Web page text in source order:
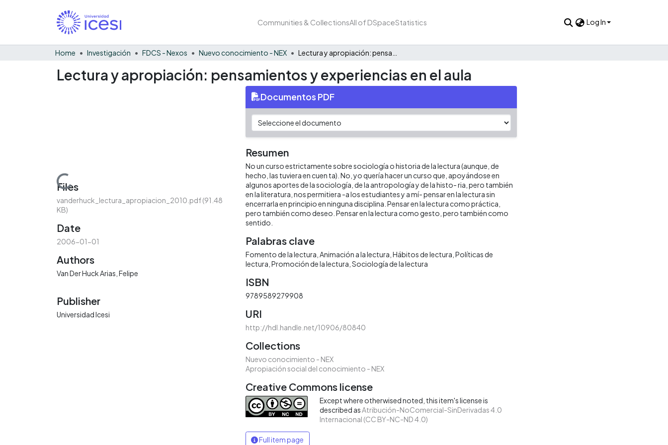
Communities & CollectionsAll of DSpaceStatistics Log In
Home Investigación FDCS - Nexos Nuevo conocimiento - NEX
Lectura y apropiación: pensamientos y experiencias en el aula
Loading...
Files
vanderhuck_lectura_apropiacion_2010.pdf(91.48
KB)
Date
2006-01-01
Authors
Van Der Huck Arias, Felipe
Publisher
Universidad Icesi
Documentos PDF
Resumen
No un curso estrictamente sobre sociología o historia de la lectura (aunque, de
hecho, las tuviera en cuen ta). No, yo quería hacer un curso que, apoyándose en
algunos aportes de la sociología, de la antropología y de la histo- ria, pero también
en la literatura, nos permitiera -a los estudiantes y a mí- pensar en la lectura sin
encerrarla en principio en ninguna disciplina. Pensar en la lectura como práctica,
pero también como deseo. Pensar en la lectura como gesto, pero también como
sentido.
Palabras clave
Fomento de la lectura Animación a la lectura Hábitos de lectura Políticas de
lectura Promoción de la lectura Sociología de la lectura
ISBN
9789589279908
URI
http://hdl.handle.net/10906/80840
Collections
Nuevo conocimiento - NEX
Apropiación social del conocimiento - NEX
Creative Commons license
Except where otherwised noted, this item's license is
described as Atribución-NoComercial-SinDerivadas 4.0
Internacional (CC BY-NC-ND 4.0)
Full item page